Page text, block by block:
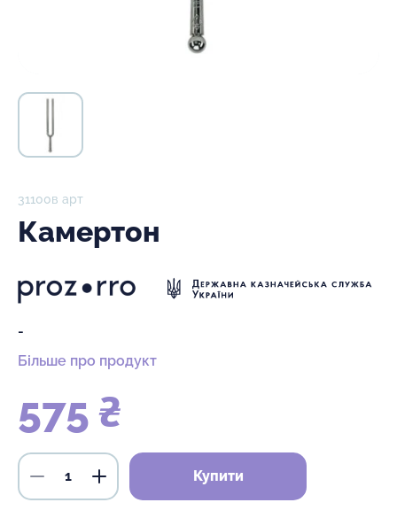
31100в арт
Камертон
-
Більше про продукт
575 ₴
Купити